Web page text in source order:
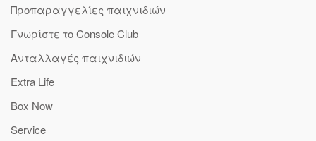
Προπαραγγελίες παιχνιδιών
Γνωρίστε το Console Club
Ανταλλαγές παιχνιδιών
Extra Life
Box Now
Service